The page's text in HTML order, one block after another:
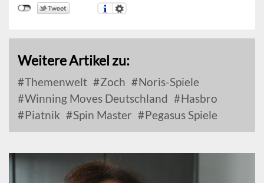
Weitere Artikel zu:
Themenwelt Zoch
Noris-Spiele
Winning Moves Deutschland
Hasbro
Piatnik
Spin Master Pegasus Spiele